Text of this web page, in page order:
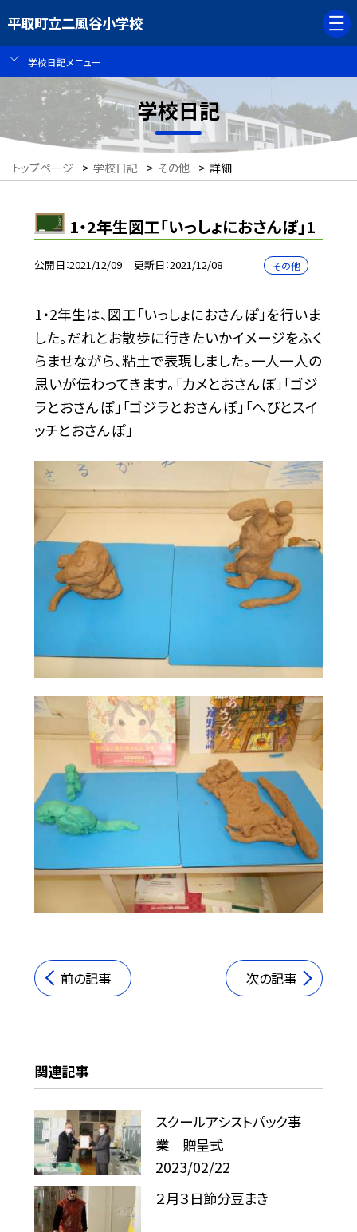
平取町立二風谷小学校
学校日記メニュー
学校日記
トップページ > 学校日記 > その他 > 詳細
1・2年生図工「いっしょにおさんぽ」1
公開日 2021/12/09 更新日 2021/12/08 その他
1・2年生は、図工「いっしょにおさんぽ」を行いま
した。だれとお散歩に行きたいかイメージをふく
らませながら、粘土で表現しました。一人一人の
思いが伝わってきます。「カメとおさんぽ」「ゴジ
ラとおさんぽ」「ゴジラとおさんぽ」「へびとスイ
ッチとおさんぽ」
前の記事 次の記事
関連記事
スクールアシストパック事
業 贈呈式
2023/02/22
２月３日節分豆まき